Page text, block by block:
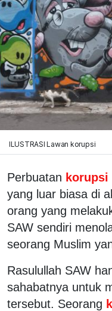
ILUSTRASI Lawan korupsi
Perbuatan korupsi
yang luar biasa di
orang yang
SAW sendiri
seorang Muslim
Rasulullah SAW
sahabatnya untuk
tersebut. Seorang